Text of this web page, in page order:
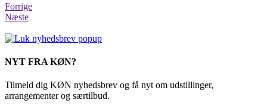
Forrige
Næste
NYT FRA KØN?
Tilmeld dig KØN nyhedsbrev og få nyt om udstillinger,
arrangementer og særtilbud.